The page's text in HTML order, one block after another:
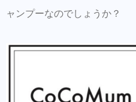
ャンプーなのでしょうか？